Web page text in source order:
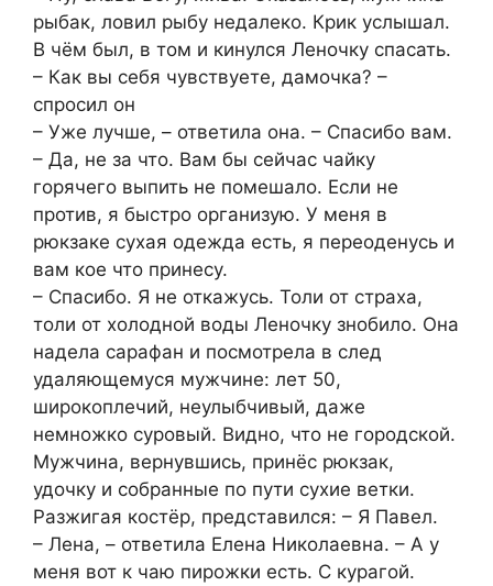
рыбак, ловил рыбу недалеко. Крик услышал.
В чём был, в том и кинулся Леночку спасать.
– Как вы себя чувствуете, дамочка? –
спросил он
– Уже лучше, – ответила она. – Спасибо вам.
– Да, не за что. Вам бы сейчас чайку
горячего выпить не помешало. Если не
против, я быстро организую. У меня в
рюкзаке сухая одежда есть, я переоденусь и
вам кое что принесу.
– Спасибо. Я не откажусь. Толи от страха,
толи от холодной воды Леночку знобило. Она
надела сарафан и посмотрела в след
удаляющемуся мужчине: лет 50,
широкоплечий, неулыбчивый, даже
немножко суровый. Видно, что не городской.
Мужчина, вернувшись, принёс рюкзак,
удочку и собранные по пути сухие ветки.
Разжигая костёр, представился: – Я Павел.
– Лена, – ответила Елена Николаевна. – А у
меня вот к чаю пирожки есть. С курагой.